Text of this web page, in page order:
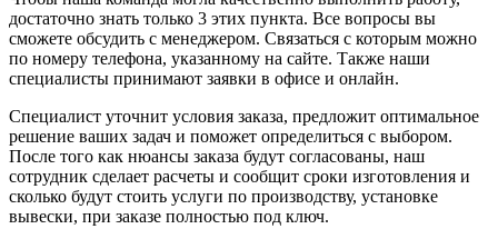
достаточно знать только 3 этих пункта. Все вопросы вы
сможете обсудить с менеджером. Связаться с которым можно
по номеру телефона, указанному на сайте. Также наши
специалисты принимают заявки в офисе и онлайн.
Специалист уточнит условия заказа, предложит оптимальное
решение ваших задач и поможет определиться с выбором.
После того как нюансы заказа будут согласованы, наш
сотрудник сделает расчеты и сообщит сроки изготовления и
сколько будут стоить услуги по производству, установке
вывески, при заказе полностью под ключ.